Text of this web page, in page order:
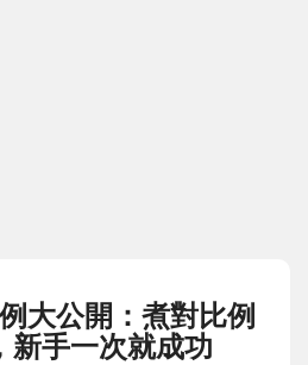
大公開：煮對比例
新手一次就成功